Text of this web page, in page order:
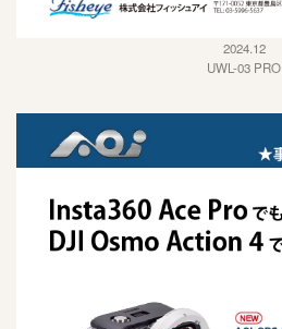
2024.12
UWL-03 PRO